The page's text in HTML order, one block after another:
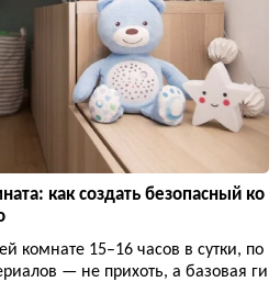
как создать безопасный ко
комнате 15–16 часов в сутки, по
— не прихоть, а базовая ги